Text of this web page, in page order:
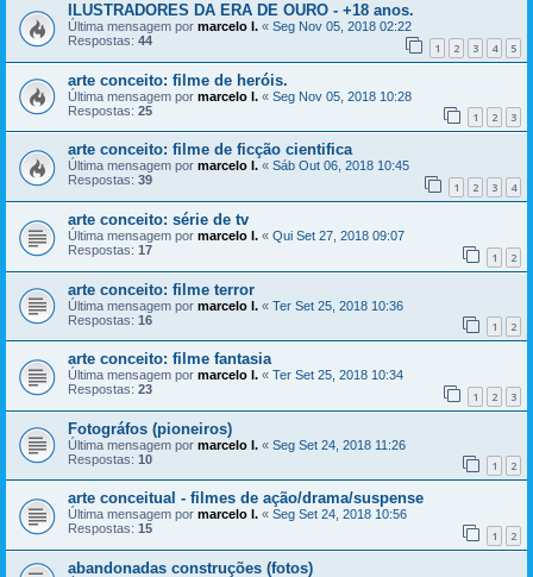
ILUSTRADORES DA ERA DE OURO - +18 anos.
Última mensagem por marcelo l. « Seg Nov 05, 2018 02:22
Respostas: 44 1 2 3 4 5
arte conceito: filme de heróis.
Última mensagem por marcelo l. « Seg Nov 05, 2018 10:28
Respostas: 25 1 2 3
arte conceito: filme de ficção cientifica
Última mensagem por marcelo l. « Sáb Out 06, 2018 10:45
Respostas: 39 1 2 3 4
arte conceito: série de tv
Última mensagem por marcelo l. « Qui Set 27, 2018 09:07
Respostas: 17 1 2
arte conceito: filme terror
Última mensagem por marcelo l. « Ter Set 25, 2018 10:36
Respostas: 16 1 2
arte conceito: filme fantasia
Última mensagem por marcelo l. « Ter Set 25, 2018 10:34
Respostas: 23 1 2 3
Fotográfos (pioneiros)
Última mensagem por marcelo l. « Seg Set 24, 2018 11:26
Respostas: 10 1 2
arte conceitual - filmes de ação/drama/suspense
Última mensagem por marcelo l. « Seg Set 24, 2018 10:56
Respostas: 15 1 2
abandonadas construções (fotos)